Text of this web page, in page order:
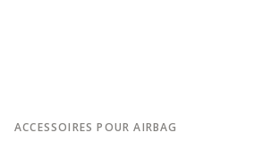
ACCESSOIRES POUR AIRBAG